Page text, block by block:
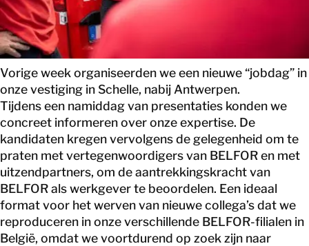
CONTACT
Vorige week organiseerden we een nieuwe “jobdag” in
onze vestiging in Schelle, nabij Antwerpen.
Tijdens een namiddag van presentaties konden we
concreet informeren over onze expertise. De
kandidaten kregen vervolgens de gelegenheid om te
praten met vertegenwoordigers van BELFOR en met
uitzendpartners, om de aantrekkingskracht van
BELFOR als werkgever te beoordelen. Een ideaal
format voor het werven van nieuwe collega’s dat we
reproduceren in onze verschillende BELFOR-filialen in
België, omdat we voortdurend op zoek zijn naar